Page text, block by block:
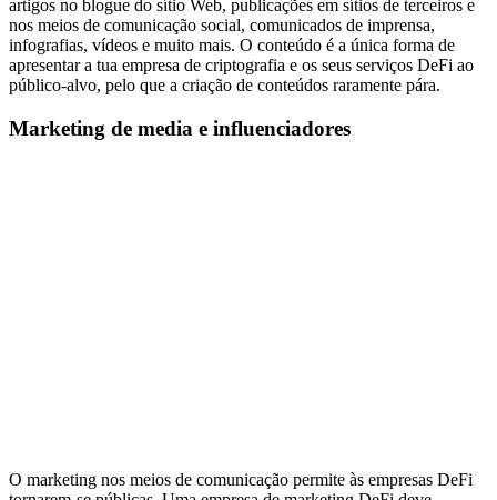
artigos no blogue do sítio Web, publicações em sítios de terceiros e
nos meios de comunicação social, comunicados de imprensa,
infografias, vídeos e muito mais. O conteúdo é a única forma de
apresentar a tua empresa de criptografia e os seus serviços DeFi ao
público-alvo, pelo que a criação de conteúdos raramente pára.
Marketing de media e influenciadores
O marketing nos meios de comunicação permite às empresas DeFi